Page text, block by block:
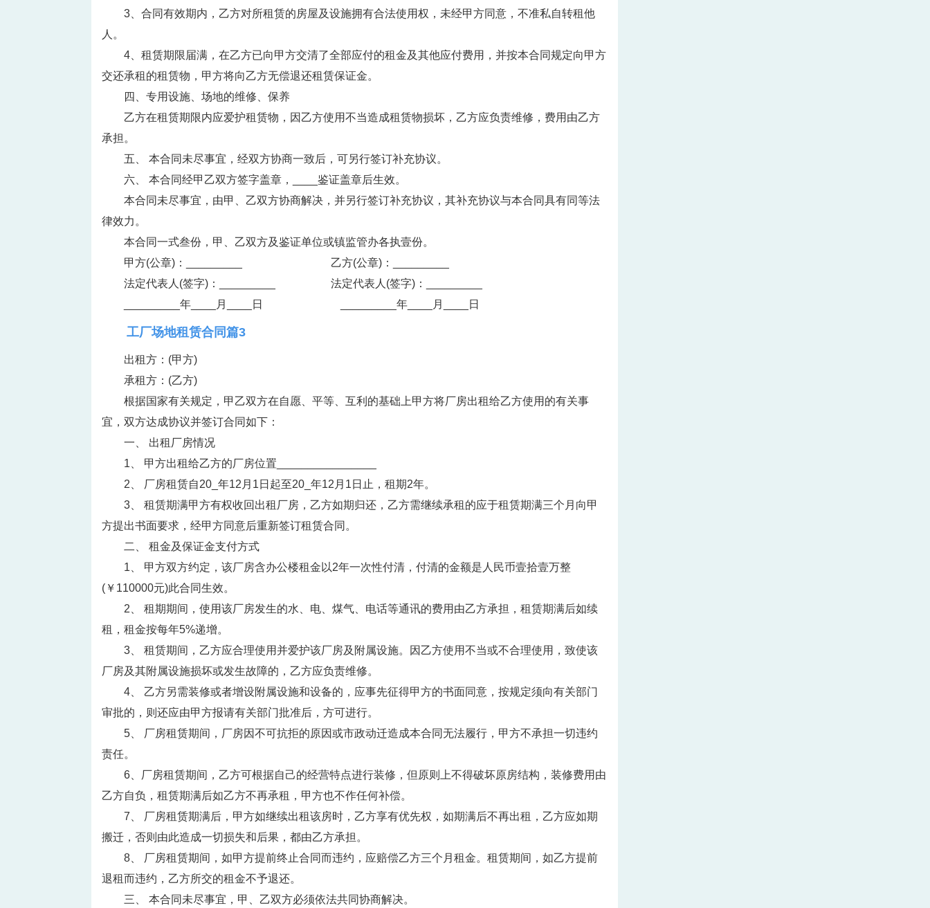
3、合同有效期内，乙方对所租赁的房屋及设施拥有合法使用权，未经甲方同意，不准私自转租他
人。
4、租赁期限届满，在乙方已向甲方交清了全部应付的租金及其他应付费用，并按本合同规定向甲方
交还承租的租赁物，甲方将向乙方无偿退还租赁保证金。
四、专用设施、场地的维修、保养
乙方在租赁期限内应爱护租赁物，因乙方使用不当造成租赁物损坏，乙方应负责维修，费用由乙方
承担。
五、 本合同未尽事宜，经双方协商一致后，可另行签订补充协议。
六、 本合同经甲乙双方签字盖章，____鉴证盖章后生效。
本合同未尽事宜，由甲、乙双方协商解决，并另行签订补充协议，其补充协议与本合同具有同等法
律效力。
本合同一式叁份，甲、乙双方及鉴证单位或镇监管办各执壹份。
甲方(公章)：_________ 乙方(公章)：_________
法定代表人(签字)：_________ 法定代表人(签字)：_________
_________年____月____日 _________年____月____日
工厂场地租赁合同篇3
出租方：(甲方)
承租方：(乙方)
根据国家有关规定，甲乙双方在自愿、平等、互利的基础上甲方将厂房出租给乙方使用的有关事
宜，双方达成协议并签订合同如下：
一、 出租厂房情况
1、 甲方出租给乙方的厂房位置________________
2、 厂房租赁自20_年12月1日起至20_年12月1日止，租期2年。
3、 租赁期满甲方有权收回出租厂房，乙方如期归还，乙方需继续承租的应于租赁期满三个月向甲
方提出书面要求，经甲方同意后重新签订租赁合同。
二、 租金及保证金支付方式
1、 甲方双方约定，该厂房含办公楼租金以2年一次性付清，付清的金额是人民币壹拾壹万整
(￥110000元)此合同生效。
2、 租期期间，使用该厂房发生的水、电、煤气、电话等通讯的费用由乙方承担，租赁期满后如续
租，租金按每年5%递增。
3、 租赁期间，乙方应合理使用并爱护该厂房及附属设施。因乙方使用不当或不合理使用，致使该
厂房及其附属设施损坏或发生故障的，乙方应负责维修。
4、 乙方另需装修或者增设附属设施和设备的，应事先征得甲方的书面同意，按规定须向有关部门
审批的，则还应由甲方报请有关部门批准后，方可进行。
5、 厂房租赁期间，厂房因不可抗拒的原因或市政动迁造成本合同无法履行，甲方不承担一切违约
责任。
6、厂房租赁期间，乙方可根据自己的经营特点进行装修，但原则上不得破坏原房结构，装修费用由
乙方自负，租赁期满后如乙方不再承租，甲方也不作任何补偿。
7、 厂房租赁期满后，甲方如继续出租该房时，乙方享有优先权，如期满后不再出租，乙方应如期
搬迁，否则由此造成一切损失和后果，都由乙方承担。
8、 厂房租赁期间，如甲方提前终止合同而违约，应赔偿乙方三个月租金。租赁期间，如乙方提前
退租而违约，乙方所交的租金不予退还。
三、 本合同未尽事宜，甲、乙双方必须依法共同协商解决。